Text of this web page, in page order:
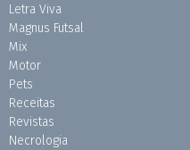
Letra Viva
Magnus Futsal
Mix
Motor
Pets
Receitas
Revistas
Necrologia